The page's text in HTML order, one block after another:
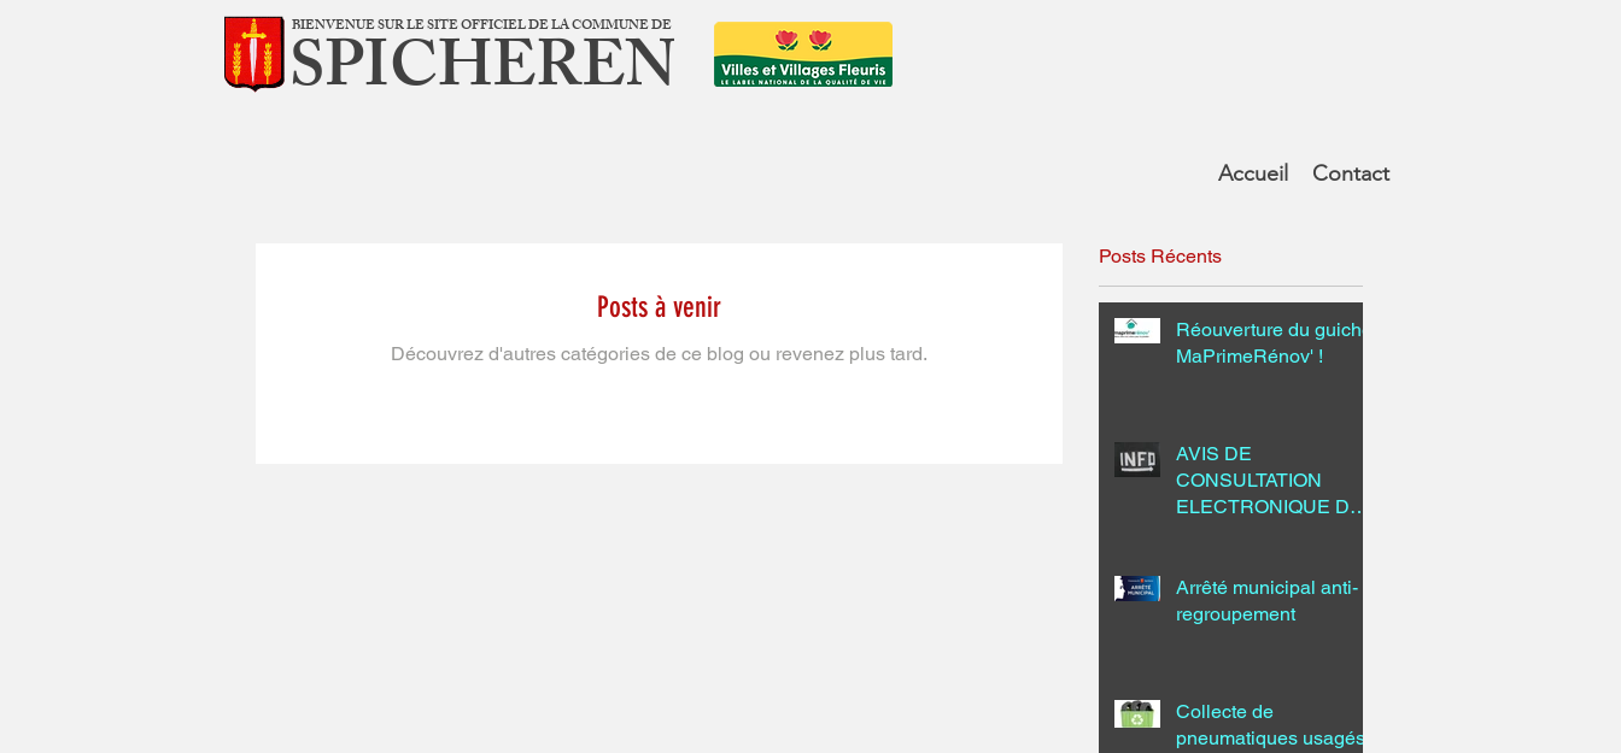
BIENVENUE SUR LE SITE OFFICIEL DE LA COMMUNE DE
SPICHEREN
Accueil Contact
Posts à venir
Découvrez d'autres catégories de ce blog ou revenez plus tard.
Posts Récents
Réouverture du guichet
MaPrimeRénov' !
AVIS DE
CONSULTATION
ELECTRONIQUE DU
Arrêté municipal anti-
regroupement
Collecte de
pneumatiques usagés